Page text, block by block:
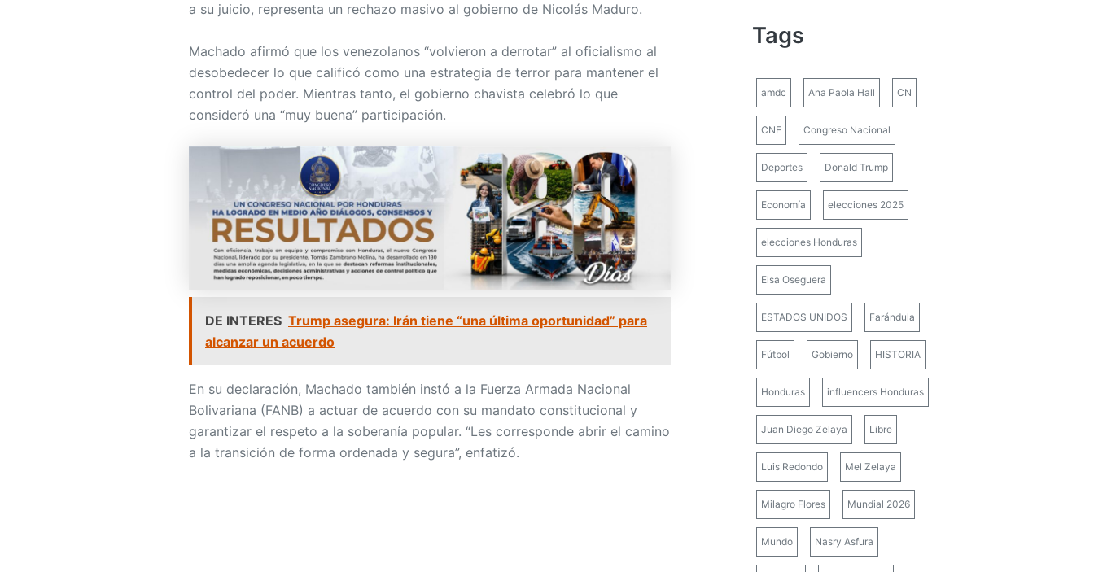
a su juicio, representa un rechazo masivo al gobierno de Nicolás Maduro.
Machado afirmó que los venezolanos “volvieron a derrotar” al oficialismo al
desobedecer lo que calificó como una estrategia de terror para mantener el
control del poder. Mientras tanto, el gobierno chavista celebró lo que
consideró una “muy buena” participación.
DE INTERES Trump asegura: Irán tiene “una última oportunidad” para
alcanzar un acuerdo
En su declaración, Machado también instó a la Fuerza Armada Nacional
Bolivariana (FANB) a actuar de acuerdo con su mandato constitucional y
garantizar el respeto a la soberanía popular. “Les corresponde abrir el camino
a la transición de forma ordenada y segura”, enfatizó.
Tags
amdc Ana Paola Hall CN
CNE Congreso Nacional
Deportes Donald Trump
Economía elecciones 2025
elecciones Honduras
Elsa Oseguera
ESTADOS UNIDOS Farándula
Fútbol Gobierno HISTORIA
Honduras influencers Honduras
Juan Diego Zelaya Libre
Luis Redondo Mel Zelaya
Milagro Flores Mundial 2026
Mundo Nasry Asfura